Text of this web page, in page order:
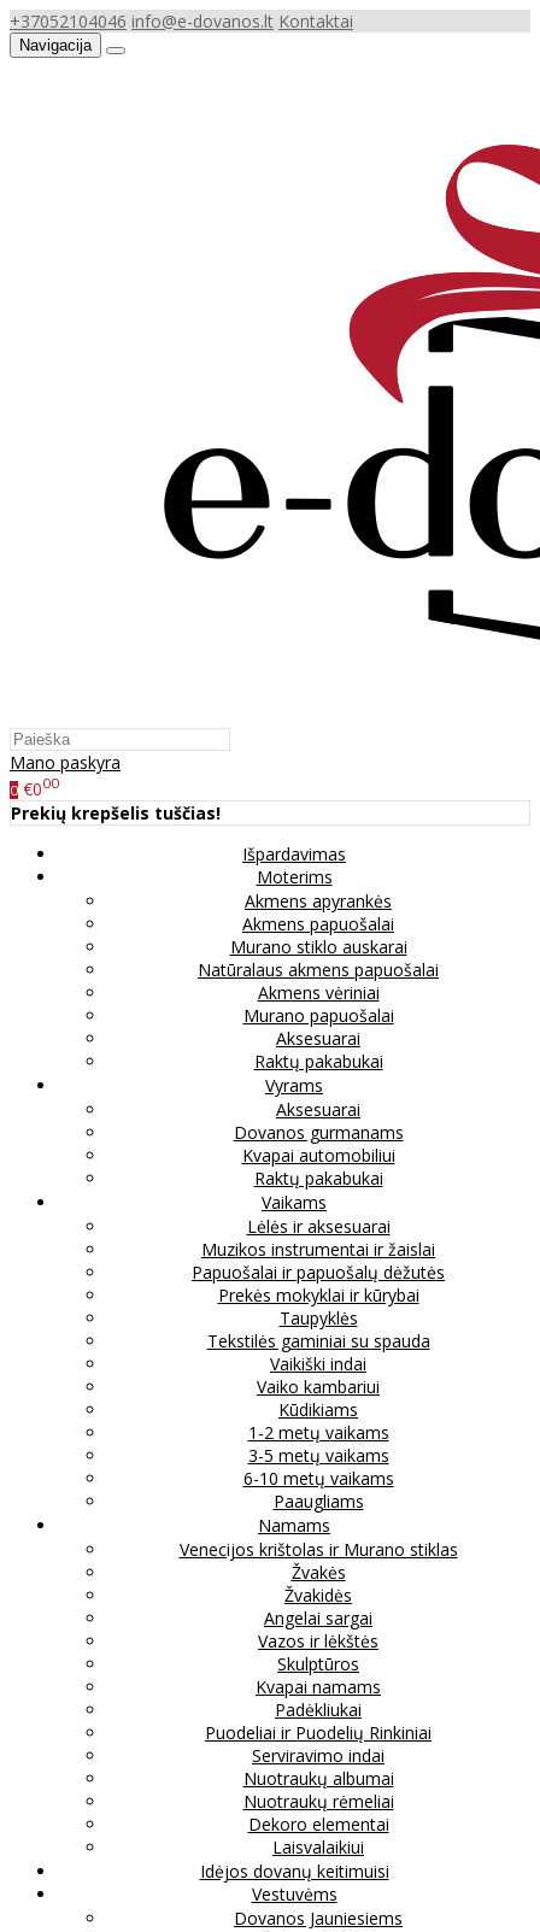
+37052104046 info@e-dovanos.lt Kontaktai
Navigacija
Mano paskyra
0 €000
Prekių krepšelis tuščias!
Išpardavimas
Moterims
Akmens apyrankės
Akmens papuošalai
Murano stiklo auskarai
Natūralaus akmens papuošalai
Akmens vėriniai
Murano papuošalai
Aksesuarai
Raktų pakabukai
Vyrams
Aksesuarai
Dovanos gurmanams
Kvapai automobiliui
Raktų pakabukai
Vaikams
Lėlės ir aksesuarai
Muzikos instrumentai ir žaislai
Papuošalai ir papuošalų dėžutės
Prekės mokyklai ir kūrybai
Taupyklės
Tekstilės gaminiai su spauda
Vaikiški indai
Vaiko kambariui
Kūdikiams
1-2 metų vaikams
3-5 metų vaikams
6-10 metų vaikams
Paaugliams
Namams
Venecijos krištolas ir Murano stiklas
Žvakės
Žvakidės
Angelai sargai
Vazos ir lėkštės
Skulptūros
Kvapai namams
Padėkliukai
Puodeliai ir Puodelių Rinkiniai
Serviravimo indai
Nuotraukų albumai
Nuotraukų rėmeliai
Dekoro elementai
Laisvalaikiui
Idėjos dovanų keitimuisi
Vestuvėms
Dovanos Jauniesiems